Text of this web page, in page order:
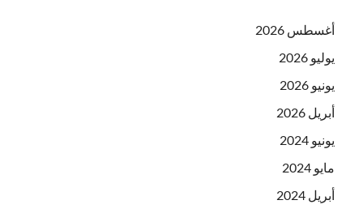
أغسطس 2026
يوليو 2026
يونيو 2026
أبريل 2026
يونيو 2024
مايو 2024
أبريل 2024